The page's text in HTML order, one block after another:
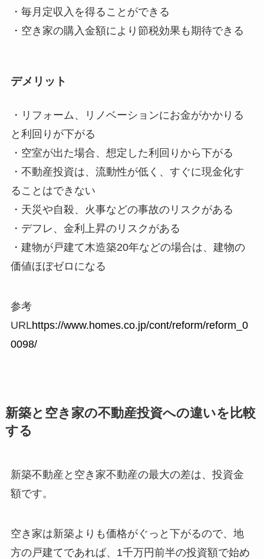
・毎月定収入を得ることができる
・空き家の購入金額により節税効果も期待できる
デメリット
・リフォーム、リノベーションにお金がかかりる
と利回りが下がる
・空室が出た場合、想定した利回りから下がる
・不動産投資は、流動性が低く、すぐに現金化す
ることはできない
・天災や自殺、火事などの事故のリスクがある
・デフレ、金利上昇のリスクがある
・建物が戸建て木造築20年などの場合は、建物の
価値ほぼゼロになる
参考
URLhttps://www.homes.co.jp/cont/reform/reform_0
0098/
新築と空き家の不動産投資への違いを比較
する
新築不動産と空き家不動産の最大の差は、投資金
額です。
空き家は新築よりも価格がぐっと下がるので、地
方の戸建てであれば、1千万円前半の投資額で始め